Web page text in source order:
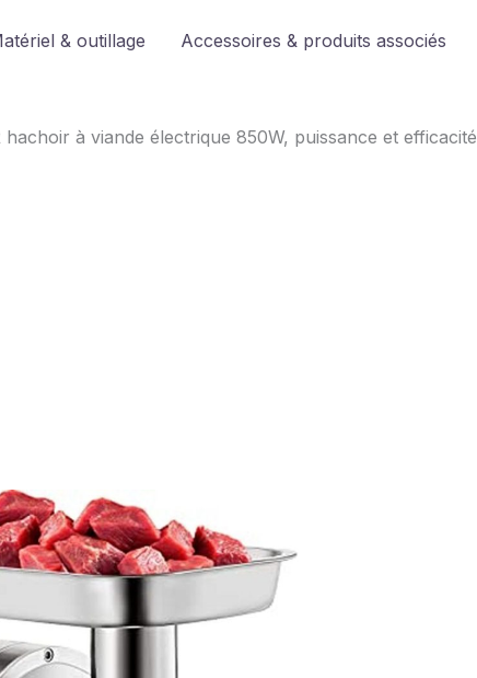
& outillage Accessoires & produits associés
hachoir à viande électrique 850W, puissance et efficacité